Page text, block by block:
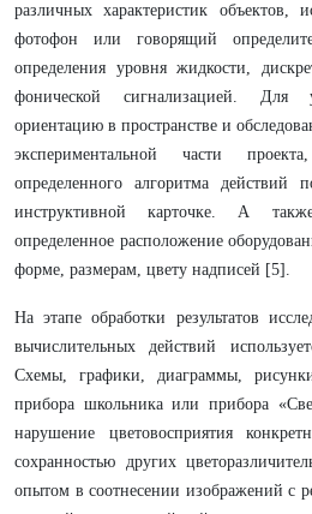
различных характеристик объектов,
фотофон или говорящий
определения уровня жидкости,
фонической сигнализацией.
ориентацию в пространстве и
экспериментальной части
определенного алгоритма действий
инструктивной карточке. А
определенное расположение
форме, размерам, цвету надписей [5].
На этапе обработки результатов
вычислительных действий
Схемы, графики, диаграммы,
прибора школьника или прибора
нарушение цветовосприятия
сохранностью других
опытом в соотнесении изображений с